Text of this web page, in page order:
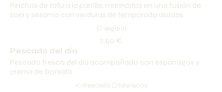
Pinchos de tofu a la parrilla, marinados en una fusión de
soja y sésamo con verduras de temporada asadas
7,50 €
Vegano
Pescado del día
Pescado fresco del día acompañado con espárragos y
crema de boniato
Pescado Mariscos